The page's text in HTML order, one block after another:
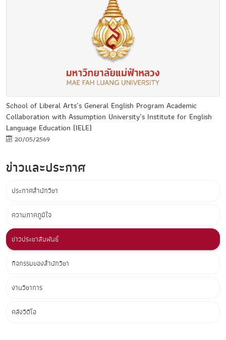
School of Liberal Arts’s General English Program Academic
Collaboration with Assumption University’s Institute for English
Language Education (IELE)
20/05/2569
ข่าวและประกาศ
ประกาศสำนักวิชา
ความภาคภูมิใจ
ข่าวประชาสัมพันธ์
กิจกรรมของสำนักวิชา
งานวิชาการ
คลังวิดีโอ